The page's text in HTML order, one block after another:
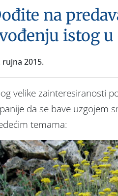
na
istog
rujna 2015.
velike zainteresiranosti
da se bave uzgojem
temama: